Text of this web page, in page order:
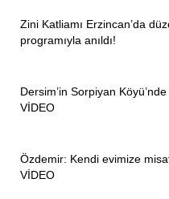
Zini Katliamı Erzincan’da
programıyla anıldı!
Dersim’in Sorpiyan
VİDEO
Özdemir: Kendi evimize
VİDEO